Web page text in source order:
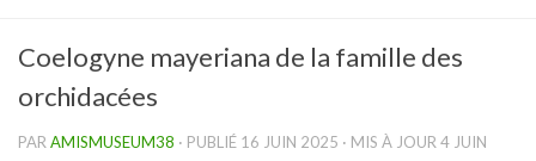
Coelogyne mayeriana de la famille des
orchidacées
PAR AMISMUSEUM38 · PUBLIÉ 16 JUIN 2025 · MIS À JOUR 4 JUIN